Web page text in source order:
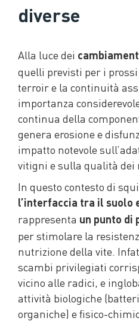
diverse
Alla luce dei
quelli previsti per i
terroir e la continuità
importanza
continua della
genera erosione e
impatto notevole
vitigni e sulla qualità dei
In questo contesto di
l’interfaccia tra il suolo
rappresenta un punto di
per stimolare la
nutrizione della vite.
scambi privilegiati
vicino alle radici, e
attività biologiche
organiche) e fisico-